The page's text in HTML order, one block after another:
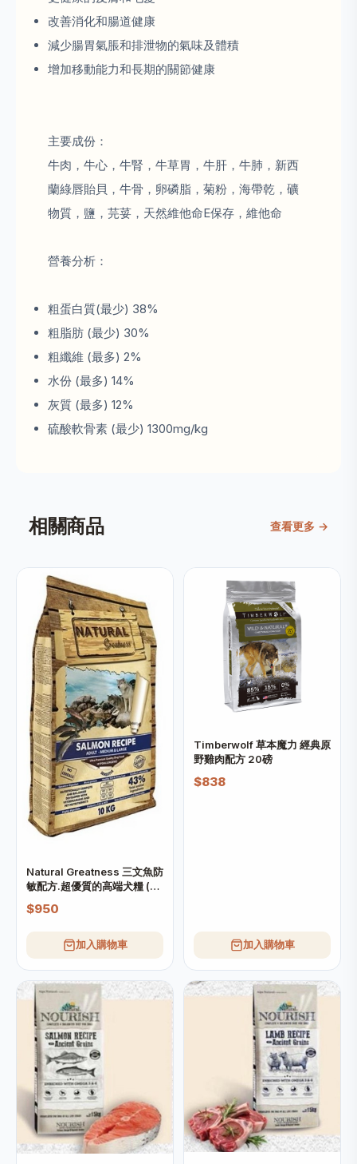
改善消化和腸道健康
減少腸胃氣脹和排泄物的氣味及體積
增加移動能力和長期的關節健康
主要成份：
牛肉，牛心，牛腎，牛草胃，牛肝，牛肺，新西
蘭綠唇貽貝，牛骨，卵磷脂，菊粉，海帶乾，礦
物質，鹽，芫荽，天然維他命E保存，維他命
營養分析：
粗蛋白質(最少) 38%
粗脂肪 (最少) 30%
粗纖維 (最多) 2%
水份 (最多) 14%
灰質 (最多) 12%
硫酸軟骨素 (最少) 1300mg/kg
相關商品 查看更多 →
Natural Greatness 三文魚防
敏配方.超優質的高端犬糧 (大
粒) 10kg
$950
加入購物車
Timberwolf 草本魔力 經典原
野雞肉配方 20磅
$838
加入購物車